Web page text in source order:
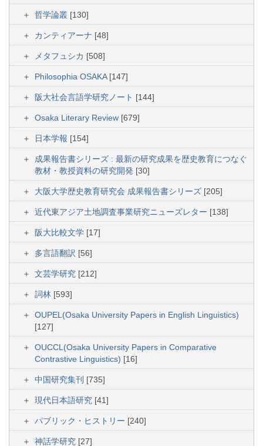
哲学論叢 [130]
カンティアーナ [48]
メタフュシカ [508]
Philosophia OSAKA [147]
阪大社会言語学研究ノート [144]
Osaka Literary Review [679]
日本学報 [154]
成果報告書シリーズ : 最新の研究成果を歴史教育につなぐ
教材・教授資料の研究開発 [30]
大阪大学歴史教育研究会 成果報告書シリーズ [205]
近代東アジア土地調査事業研究ニューズレター [138]
阪大比較文学 [17]
多言語翻訳 [56]
文芸学研究 [212]
詞林 [593]
OUPEL(Osaka University Papers in English Linguistics)
[127]
OUCCL(Osaka University Papers in Comparative
Contrastive Linguistics) [16]
中国研究集刊 [735]
現代日本語研究 [41]
パブリック・ヒストリー [240]
神話学研究 [27]